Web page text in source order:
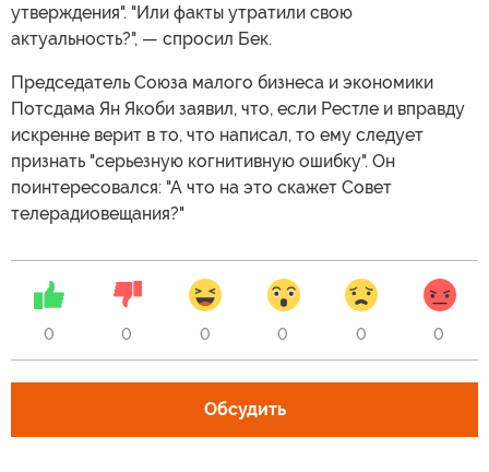
утверждения". "Или факты утратили свою
актуальность?", — спросил Бек.
Председатель Союза малого бизнеса и экономики
Потсдама Ян Якоби заявил, что, если Рестле и вправду
искренне верит в то, что написал, то ему следует
признать "серьезную когнитивную ошибку". Он
поинтересовался: "А что на это скажет Совет
телерадиовещания?"
0 0 0 0 0 0
Обсудить